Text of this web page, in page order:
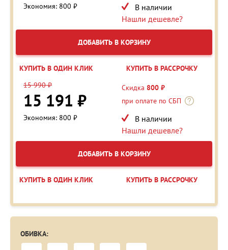
Экономия: 800 ₽
В наличии
Нашли дешевле?
ДОБАВИТЬ В КОРЗИНУ
КУПИТЬ В ОДИН КЛИК
КУПИТЬ В РАССРОЧКУ
15 990 ₽
15 191 ₽
Экономия: 800 ₽
Скидка 800 ₽
при оплате по СБП
В наличии
Нашли дешевле?
ДОБАВИТЬ В КОРЗИНУ
КУПИТЬ В ОДИН КЛИК КУПИТЬ В РАССРОЧКУ
ОБИВКА: